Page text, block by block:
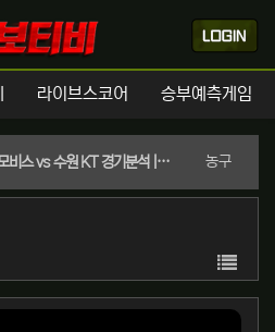
라이브스코어 승부예측게임
10월 7일 (화) KBL 울산 현대모비스 vs 수원 KT 경기분석 | 실시간 스포츠중계 농구분류
목록